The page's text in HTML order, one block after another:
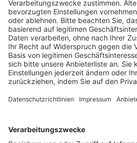
Schulungsangebot Vereinsmitarbeiter
BFV-Geschäftsstellen
Trainerbörse
Login SpielPlus
FOLGE DEM BFV